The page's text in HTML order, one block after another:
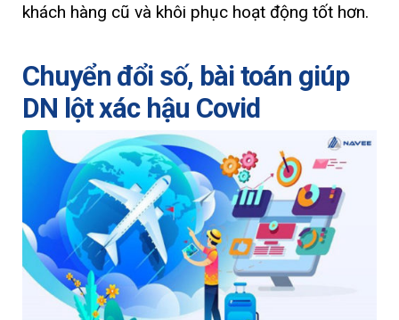
khách hàng cũ và khôi phục hoạt động tốt hơn.
Chuyển đổi số, bài toán giúp
DN lột xác hậu Covid